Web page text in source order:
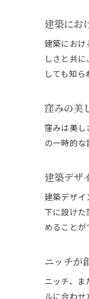
建築にお
建築におけ
しさと共
しても知ら
窪みの美
窪みは美し
の一時的な
建築デザ
建築デザイ
下に設けた
めることが
ニッチが
ニッチ、
ルに合わ